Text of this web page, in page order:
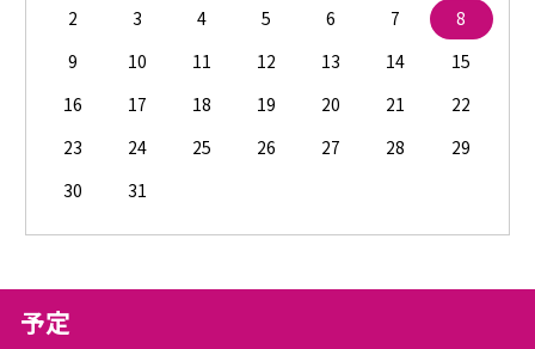
2
3 4 5 6 7
8
9
10 11 12 13 14
15
16
17 18 19 20 21
22
23
24 25 26 27 28
29
30
31
予定